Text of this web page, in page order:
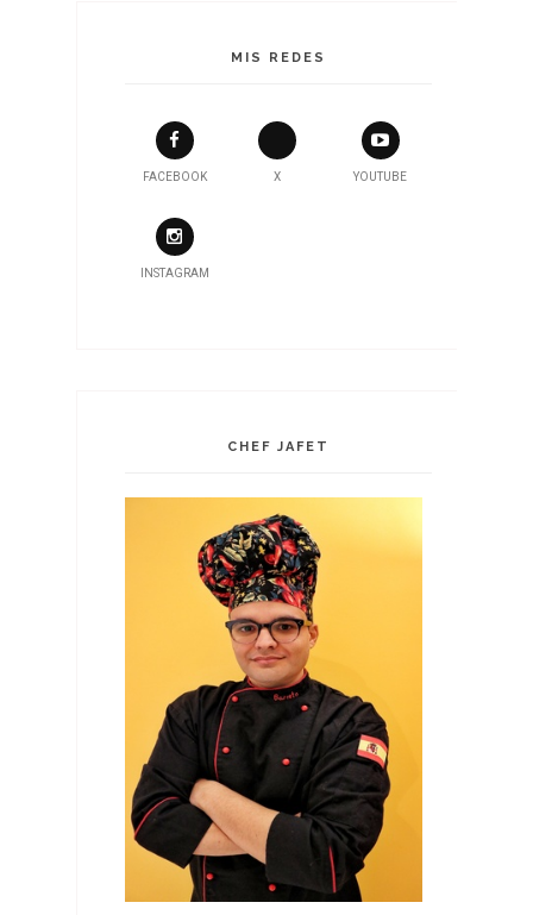
MIS REDES
FACEBOOK X YOUTUBE
INSTAGRAM
CHEF JAFET